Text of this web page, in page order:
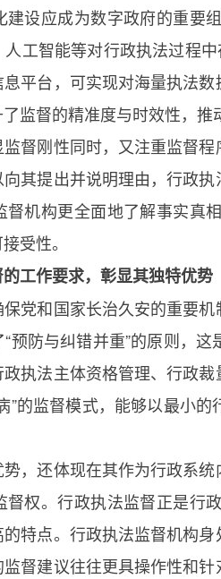
建设应成为数字政府的重要
工智能等对行政执法过程
平台，可实现对海量执法
监督的精准度与时效性，
督刚性同时，又注重监督
其提出并说明理由，行政
机构更全面地了解事实真
受性。
工作要求，彰显其独特优势
党和国家长治久安的重要
预防与纠错并重”的原则，
执法主体资格管理、行政
”的监督模式，能够以最小
，还体现在其作为行政系
权。行政执法监督正是行
特点。行政执法监督机构
督建议往往更具操作性和